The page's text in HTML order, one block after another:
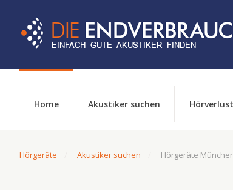
Home Akustiker suchen
Hörgeräte Akustiker suchen Hörgeräte